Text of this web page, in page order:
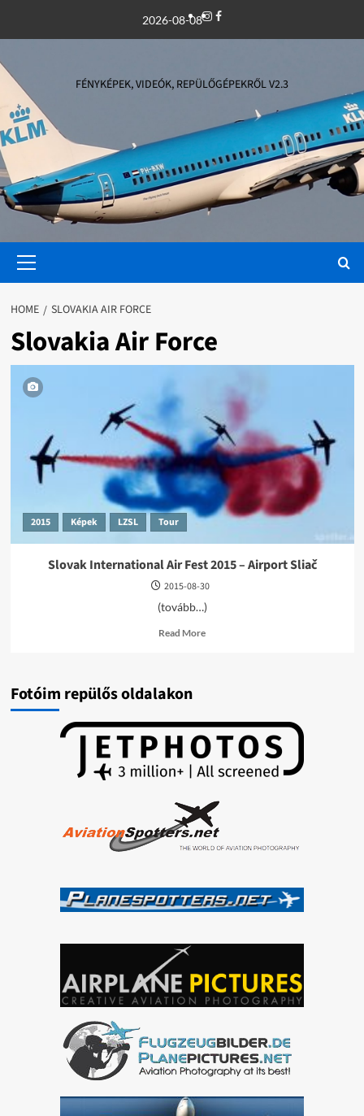
2026-08-08Instagram
Facebook
FÉNYKÉPEK, VIDEÓK, REPÜLŐGÉPEKRŐL V2.3
Menu
HOME SLOVAKIA AIR FORCE
Slovakia Air Force
2015 Képek LZSL Tour
Slovak International Air Fest 2015 – Airport Sliač
2015-08-30
(tovább…)
Read MoreRead
2015
–
Airport
Sliač
Fotóim repülős oldalakon